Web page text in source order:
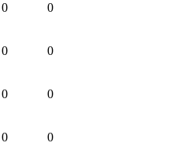
0 0
0 0
0 0
0 0